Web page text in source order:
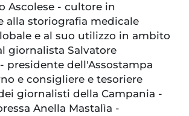
Ascolese - cultore in
alla storiografia medicale
e al suo utilizzo in ambito
giornalista Salvatore
presidente dell'Assostampa
e consigliere e tesoriere
giornalisti della Campania -
Anella Mastalìa -